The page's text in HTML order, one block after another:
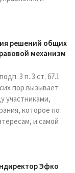
решений общих
механизм
3 п. 3 ст. 67.1
пор вызывает
участниками,
которое по
и самой
Эфко